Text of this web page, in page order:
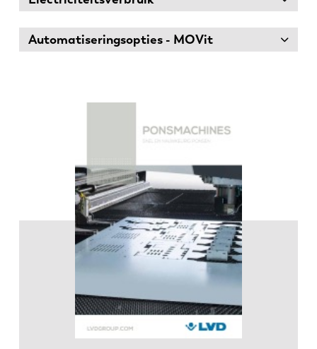
Automatiseringsopties - MOVit
EN-US
PT-PT